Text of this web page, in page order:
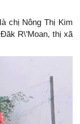
chị Nông Thị Kim
R\'Moan, thị xã